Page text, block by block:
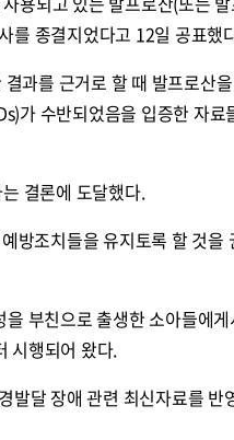
종결지었다고 12일 공표했
과를 근거로 할 때 발프로산
가 수반되었음을 입증한 자료
결론에 도달했다.
방조치들을 유지토록 할 것을
부친으로 출생한 소아들에게
시행되어 왔다.
발달 장애 관련 최신자료를 반